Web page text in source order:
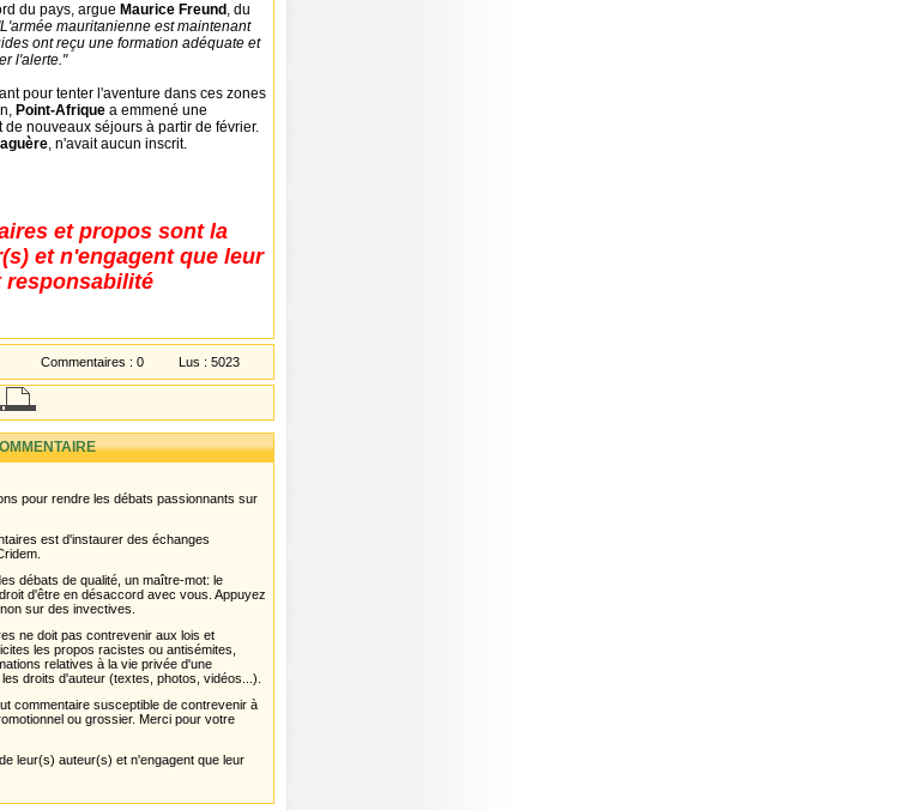
du pays, argue Maurice Freund , du
mauritanienne est maintenant
ont reçu une formation adéquate et
l'alerte."
pour tenter l'aventure dans ces zones
Point-Afrique a emmené une
nouveaux séjours à partir de février.
, n'avait aucun inscrit.
et propos sont la
et n'engagent que leur
responsabilité
Commentaires : 0 Lus : 5023
pour rendre les débats passionnants sur
est d'instaurer des échanges
débats de qualité, un maître-mot: le
d'être en désaccord avec vous. Appuyez
sur des invectives.
ne doit pas contrevenir aux lois et
les propos racistes ou antisémites,
relatives à la vie privée d'une
droits d'auteur (textes, photos, vidéos...).
commentaire susceptible de contrevenir à
ou grossier. Merci pour votre
leur(s) auteur(s) et n'engagent que leur